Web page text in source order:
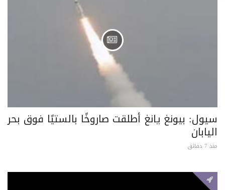
سيول: بيونغ يانغ أطلقت صاروخًا بالستيًا فوق بحر
اليابان
منذ 7 دقائق